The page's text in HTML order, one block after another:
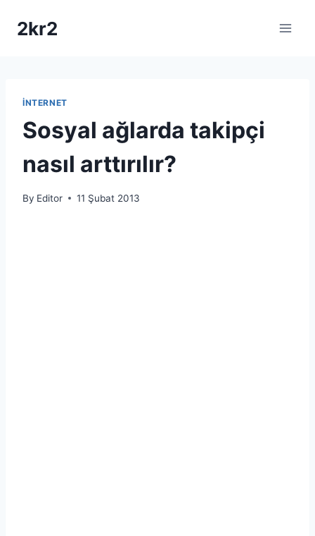
2kr2
İNTERNET
Sosyal ağlarda takipçi
nasıl arttırılır?
By Editor 11 Şubat 2013